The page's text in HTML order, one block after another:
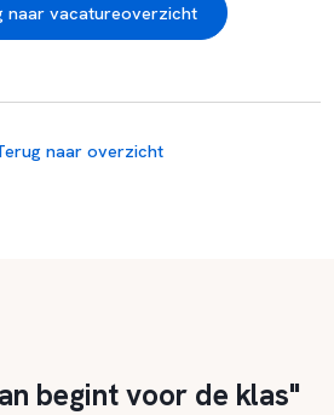
naar vacatureoverzicht
naar overzicht
begint voor de klas"